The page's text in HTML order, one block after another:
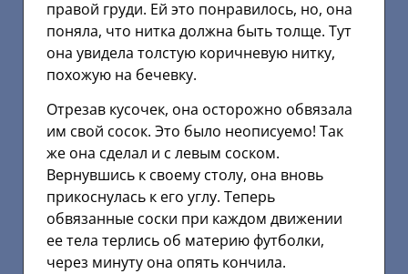
правой груди. Ей это понравилось, но, она
поняла, что нитка должна быть толще. Тут
она увидела толстую коричневую нитку,
похожую на бечевку.
Отрезав кусочек, она осторожно обвязала
им свой сосок. Это было неописуемо! Так
же она сделал и с левым соском.
Вернувшись к своему столу, она вновь
прикоснулась к его углу. Теперь
обвязанные соски при каждом движении
ее тела терлись об материю футболки,
через минуту она опять кончила.